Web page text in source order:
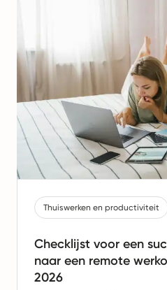
Thuiswerken en productiviteit
Checklijst voor een
naar een remote
2026